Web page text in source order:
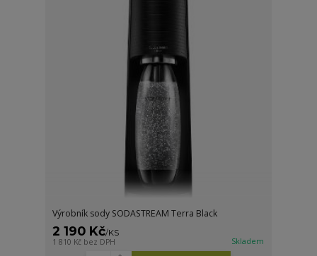
Výrobník sody SODASTREAM Terra Black
2 190 Kč/KS
1 810 Kč bez DPH Skladem